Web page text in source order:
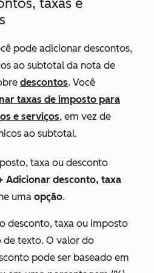
taxas e
pode adicionar descontos,
ao subtotal da nota de
descontos. Você
taxas de imposto para
e serviços, em vez de
ao subtotal.
taxa ou desconto
Adicionar desconto, taxa
uma opção.
desconto, taxa ou imposto
de texto. O valor do
pode ser baseado em